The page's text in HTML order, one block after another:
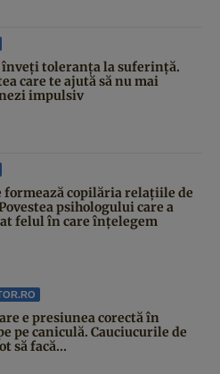
înveți toleranța la suferință.
care te ajută să nu mai
impulsiv
formează copilăria relațiile de
psihologului care a
felul în care înțelegem
e presiunea corectă în
pe caniculă. Cauciucurile de
să facă...